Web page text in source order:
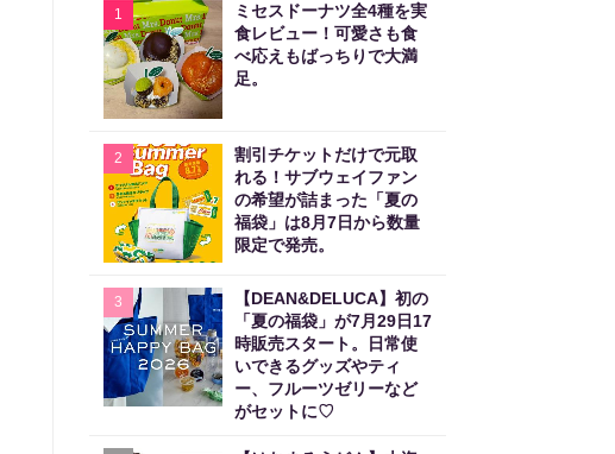
1
ミセスドーナツ全4種を実
食レビュー！可愛さも食
べ応えもばっちりで大満
足。
2
割引チケットだけで元取
れる！サブウェイファン
の希望が詰まった「夏の
福袋」は8月7日から数量
限定で発売。
3
【DEAN&DELUCA】初の
「夏の福袋」が7月29日17
時販売スタート。日常使
いできるグッズやティ
ー、フルーツゼリーなど
がセットに♡